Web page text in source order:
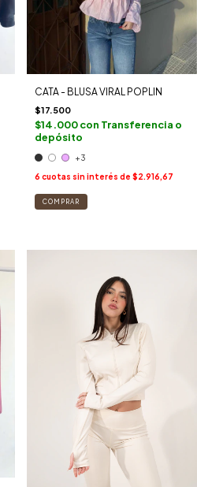
CATA - BLUSA VIRAL POPLIN
$17.500
$14.000con Transferencia o
depósito
+3
6 cuotas sin interés de $2.916,67
COMPRAR